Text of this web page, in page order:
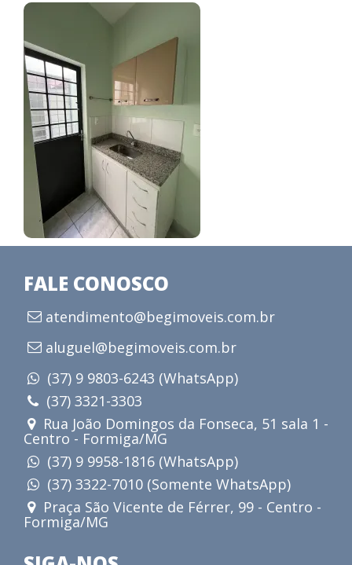
FALE CONOSCO
atendimento@begimoveis.com.br
aluguel@begimoveis.com.br
(37) 9 9803-6243 (WhatsApp)
(37) 3321-3303
Rua João Domingos da Fonseca, 51 sala 1 -
Centro - Formiga/MG
(37) 9 9958-1816 (WhatsApp)
(37) 3322-7010 (Somente WhatsApp)
Praça São Vicente de Férrer, 99 - Centro -
Formiga/MG